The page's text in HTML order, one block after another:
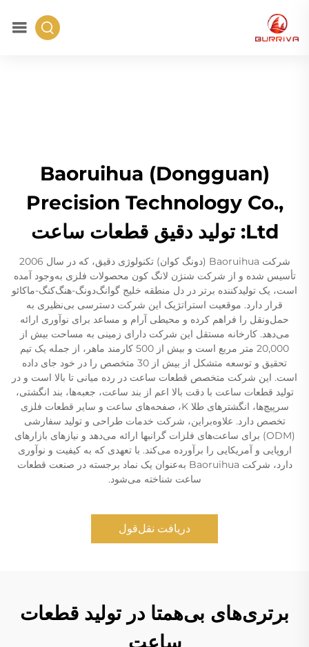
Baoruihua (Dongguan)
Precision Technology Co.,
Ltd: تولید دقیق قطعات ساعت
شرکت Baoruihua (دونگ کوان) تکنولوژی دقیق، که در سال 2006
تأسیس شده و از شرکت شنژن لانگ کون محصولات فلزی به‌وجود آمده
است، یک تولیدکننده برتر در دل منطقه خلیج گوانگ‌دونگ-هنگ‌کنگ-ماکائو
قرار دارد. موقعیت استراتژیک این شرکت دسترسی بی‌نظیری به
حمل‌ونقل را فراهم کرده و محیطی آرام و مساعد برای نوآوری ارائه
می‌دهد. کارخانه مستقل این شرکت دارای زمینی به مساحت بیش از
20,000 متر مربع است و بیش از 500 کارمند ماهر، از جمله یک تیم
تحقیق و توسعه متشکل از بیش از 30 متخصص را در خود جای داده
است. این شرکت متخصص قطعات ساعت در رده میانی تا بالا است و در
تولید قطعات ساعت با دقت بالا اعم از بند ساعت، جعبه‌ها، بند انگشتی،
سرپیچ‌ها، انگشترهای طلا K، صفحه‌های ساعت و سایر قطعات فلزی
تخصص دارد. علاوه‌براین، شرکت خدمات طراحی و تولید سفارشی
(ODM) برای ساعت‌های فلزات گرانبها ارائه می‌دهد و نیازهای بازارهای
اروپایی و آمریکایی را برآورده می‌کند. با تعهدی که به کیفیت و نوآوری
دارد، شرکت Baoruihua به‌عنوان یک نماد برجسته در صنعت قطعات
ساعت شناخته می‌شود.
دریافت نقل‌قول
برتری‌های بی‌همتا در تولید قطعات
ساعت